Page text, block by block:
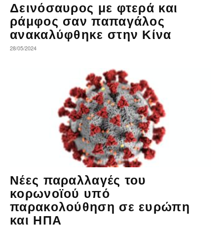
Δεινόσαυρος με φτερά και
ράμφος σαν παπαγάλος
ανακαλύφθηκε στην Κίνα
28/05/2024
Νέες παραλλαγές του
κορωνοϊού υπό
παρακολούθηση σε ευρώπη
και ΗΠΑ